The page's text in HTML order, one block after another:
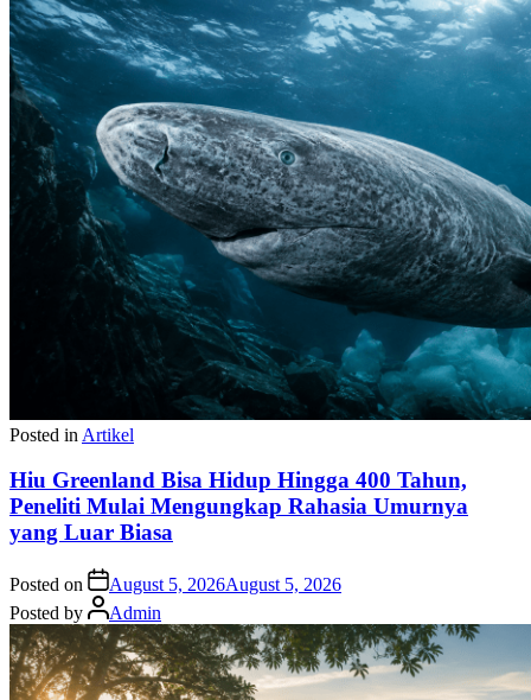
Posted in Artikel
Hiu Greenland Bisa Hidup Hingga 400 Tahun,
Peneliti Mulai Mengungkap Rahasia Umurnya
yang Luar Biasa
Posted on August 5, 2026August 5, 2026
Posted by
Admin